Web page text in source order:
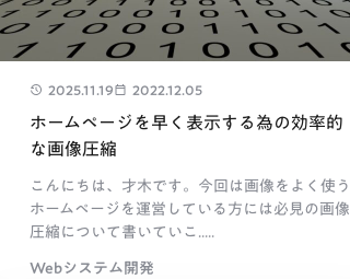
2025.11.19 2022.12.05
ホームページを早く表示する為の効率的
な画像圧縮
こんにちは、才木です。今回は画像をよく使う
ホームページを運営している方には必見の画像
圧縮について書いていこ.....
Webシステム開発